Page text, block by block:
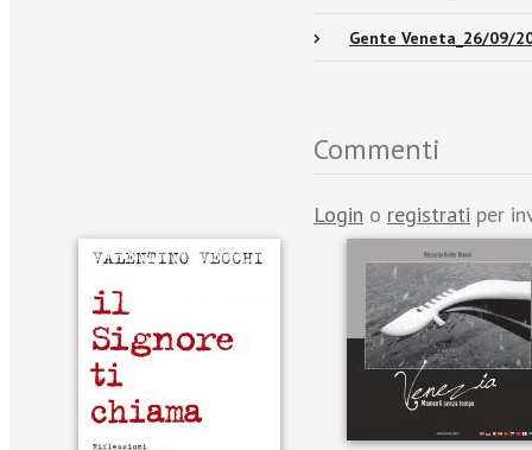
Gente Veneta_26/09/
Commenti
Login o registrati per